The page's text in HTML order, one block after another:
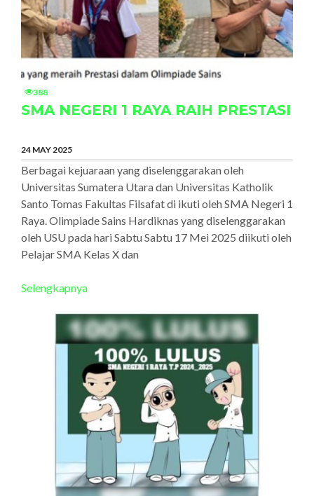
388
SMA NEGERI 1 RAYA RAIH PRESTASI
24 MAY 2025
Berbagai kejuaraan yang diselenggarakan oleh
Universitas Sumatera Utara dan Universitas Katholik
Santo Tomas Fakultas Filsafat di ikuti oleh SMA Negeri 1
Raya. Olimpiade Sains Hardiknas yang diselenggarakan
oleh USU pada hari Sabtu Sabtu 17 Mei 2025 diikuti oleh
Pelajar SMA Kelas X dan
Selengkapnya